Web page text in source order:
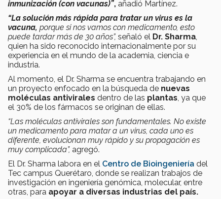
inmunización (con vacunas)”, añadió Martínez.
“La solución más rápida para tratar un virus es la
vacuna, porque si nos vamos con medicamento, esto
puede tardar más de 30 años”, señaló el Dr. Sharma
quien ha sido reconocido internacionalmente por su
experiencia en el mundo de la academia, ciencia e
industria.
Al momento, el Dr. Sharma se encuentra trabajando en
un proyecto enfocado en la búsqueda de nuevas
moléculas antivirales dentro de las plantas , ya que
el 30% de los fármacos se originan de ellas.
“Las moléculas antivirales son fundamentales. No existe
un medicamento para matar a un virus, cada uno es
diferente, evolucionan muy rápido y su propagación es
muy complicada”, agregó.
El Dr. Sharma labora en el Centro de Bioingeniería del
Tec campus Querétaro, donde se realizan trabajos de
investigación en ingeniería genómica, molecular, entre
otras, para apoyar a diversas industrias del país.